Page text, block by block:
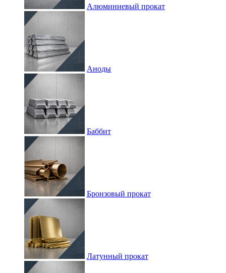
Алюминиевый прокат
Аноды
Баббит
Бронзовый прокат
Латунный прокат